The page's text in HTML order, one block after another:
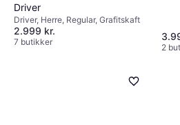
Driver
Driver, Herre, Regular, Grafitskaft
2.999 kr.
7 butikker
2